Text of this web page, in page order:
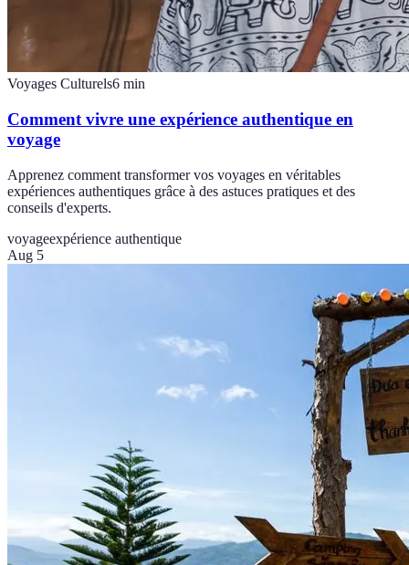
Voyages Culturels6 min
Comment vivre une expérience authentique en
voyage
Apprenez comment transformer vos voyages en véritables
expériences authentiques grâce à des astuces pratiques et des
conseils d'experts.
voyageexpérience authentique
Aug 5